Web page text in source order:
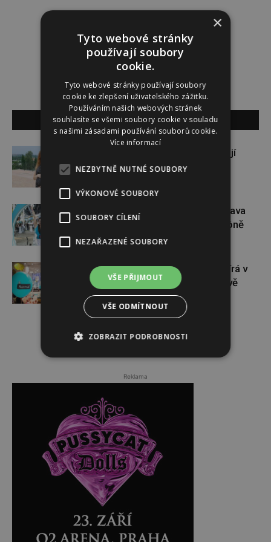
Redakce magazínu Instinkt.
SOUVISEJÍCÍ ČLÁNKY
Gabriela Soukalová se nebojí
sportovat ani v těhotenství
Dopřejte si na Colours of Ostrava
pauzu plnou zážitků v IQOS zóně
Dánský řetězec NORMAL otevírá v
České republice své první dvě
prodejny
Reklama
×
Tyto webové stránky
používají soubory
cookie.
Tyto webové stránky používají soubory
cookie ke zlepšení uživatelského zážitku.
Používáním našich webových stránek
souhlasíte se všemi soubory cookie v souladu
s našimi zásadami používání souborů cookie.
Více informací
NEZBYTNĚ NUTNÉ SOUBORY
VÝKONOVÉ SOUBORY
SOUBORY CÍLENÍ
NEZAŘAZENÉ SOUBORY
VŠE PŘIJMOUT
VŠE ODMÍTNOUT
ZOBRAZIT PODROBNOSTI